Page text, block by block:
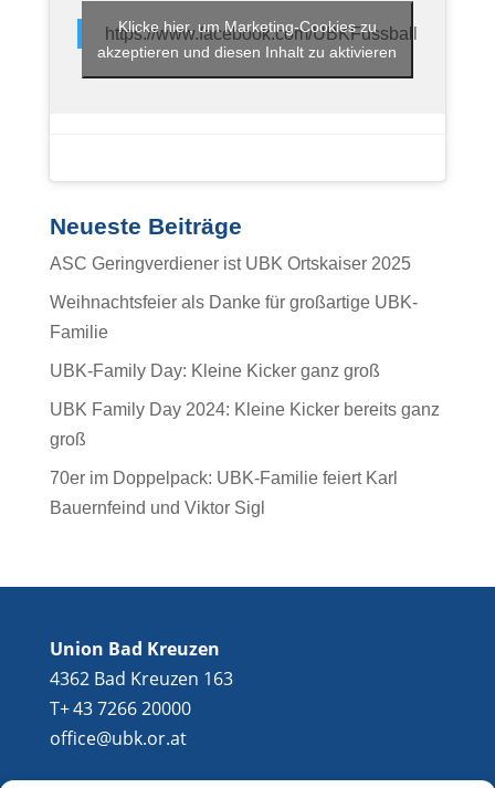
https://www.facebook.com/UBKFussball
Klicke hier, um Marketing-Cookies zu
akzeptieren und diesen Inhalt zu aktivieren
Neueste Beiträge
ASC Geringverdiener ist UBK Ortskaiser 2025
Weihnachtsfeier als Danke für großartige UBK-
Familie
UBK-Family Day: Kleine Kicker ganz groß
UBK Family Day 2024: Kleine Kicker bereits ganz
groß
70er im Doppelpack: UBK-Familie feiert Karl
Bauernfeind und Viktor Sigl
Union Bad Kreuzen
4362 Bad Kreuzen 163
T+ 43 7266 20000
office@ubk.or.at